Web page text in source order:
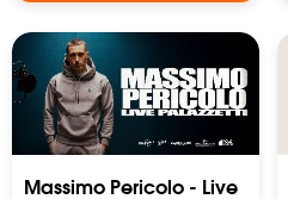
Massimo Pericolo - Live